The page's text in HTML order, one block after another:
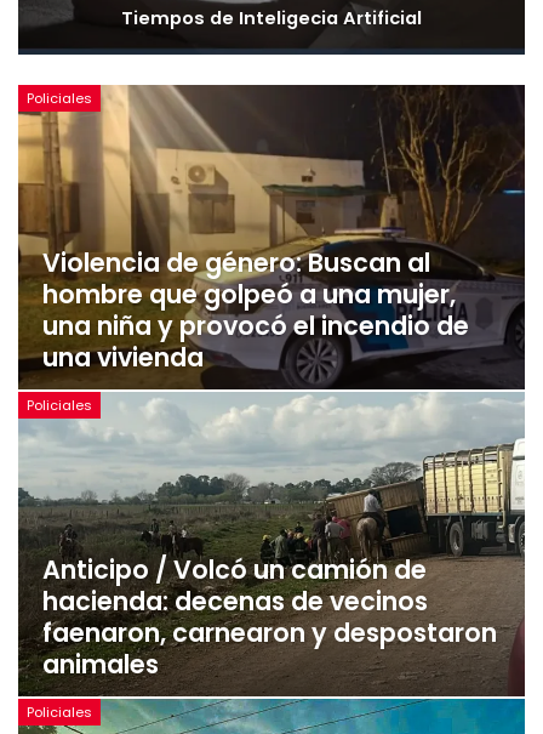
Tiempos de Inteligecia Artificial
Policiales
Violencia de género: Buscan al
hombre que golpeó a una mujer,
una niña y provocó el incendio de
una vivienda
Policiales
Anticipo / Volcó un camión de
hacienda: decenas de vecinos
faenaron, carnearon y despostaron
animales
Policiales